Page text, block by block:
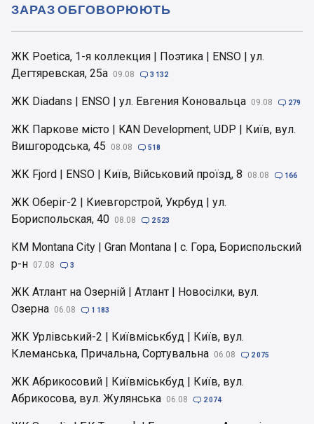
ЖК Poetica, 1-я коллекция | Поэтика | ENSO | ул.
Дегтяревская, 25а 09.08  3 132
ЖК Diadans | ENSO | ул. Евгения Коновальца 09.08  279
ЖК Паркове місто | KAN Development, UDP | Київ, вул.
Вишгородська, 45
08.08  518
ЖК Fjord | ENSO | Київ, Військовий проїзд, 8 08.08  166
ЖК Оберіг-2 | Киевгорстрой, Укрбуд | ул.
Бориспольская, 40 08.08  2 523
КМ Montana City | Gran Montana | с. Гора, Бориспольский
р-н 07.08  3
ЖК Атлант на Озерній | Атлант | Новосілки, вул.
Озерна 06.08  1 183
ЖК Урлівський-2 | Київміськбуд | Київ, вул.
Клеманська, Причальна, Сортувальна 06.08  2 075
ЖК Абрикосовий | Київміськбуд | Київ, вул.
Абрикосова, вул. Жулянська 06.08  2 074
ЗАРАЗ ОБГОВОРЮЮТЬ